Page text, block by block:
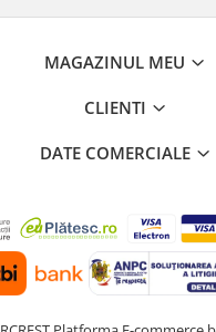
MAGAZINUL MEU
CLIENTI
DATE COMERCIALE